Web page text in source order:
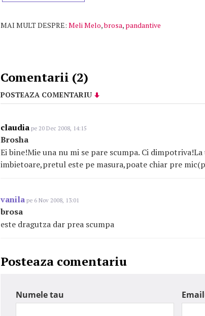
MAI MULT DESPRE: Meli Melo,brosa, pandantive
Comentarii (2)
POSTEAZA COMENTARIU
claudia pe 20 Dec 2008, 14:15
Brosha
Ei bine!Mie una nu mi se pare scumpa. Ci
imbietoare,pretul este pe masura,poate chiar pre
vanila pe 6 Nov 2008, 13:01
brosa
este dragutza dar prea scumpa
Posteaza comentariu
Numele tau